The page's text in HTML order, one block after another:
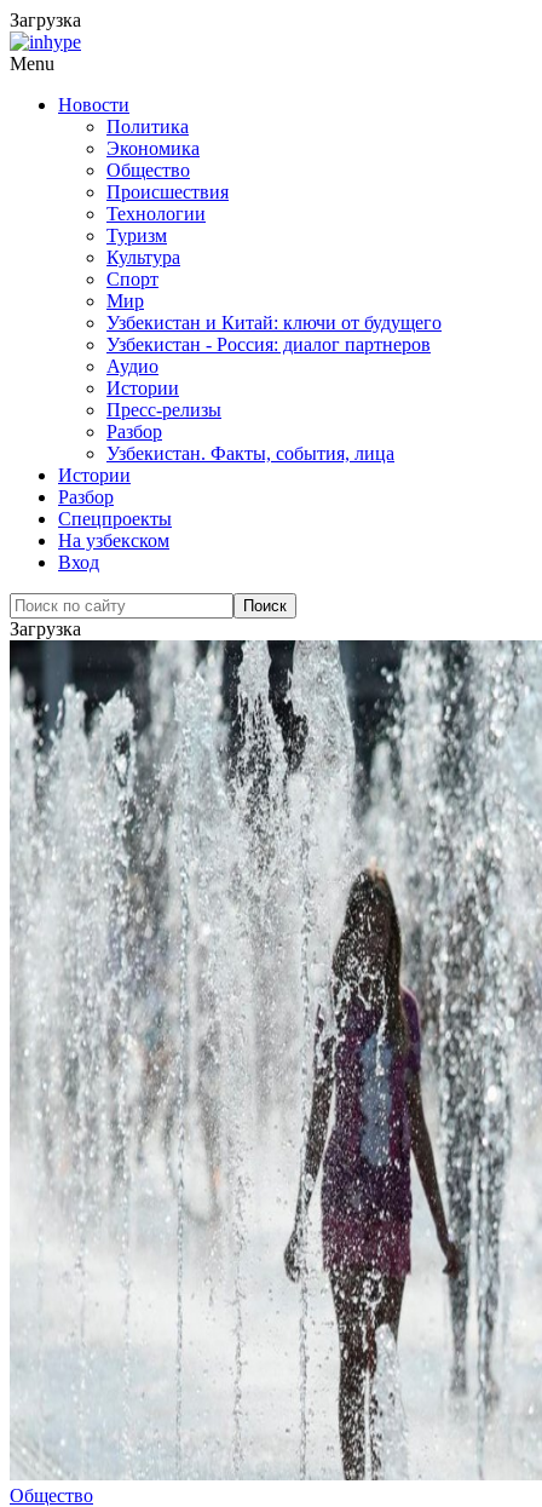
Загрузка
Menu
Новости
Политика
Экономика
Общество
Происшествия
Технологии
Туризм
Культура
Спорт
Мир
Узбекистан и Китай: ключи от будущего
Узбекистан - Россия: диалог партнеров
Аудио
Истории
Пресс-релизы
Разбор
Узбекистан. Факты, события, лица
Истории
Разбор
Спецпроекты
На узбекском
Вход
Загрузка
Общество